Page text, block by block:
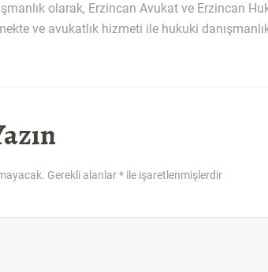
olarak, Erzincan Avukat ve Erzincan
ve avukatlık hizmeti ile hukuki
Gerekli alanlar* ile işaretlenmişlerdir